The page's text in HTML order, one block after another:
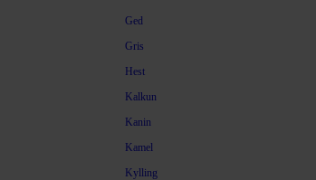
Ged
Gris
Hest
Kalkun
Kanin
Kamel
Kylling